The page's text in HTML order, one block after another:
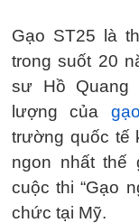
Gạo ST25 là
trong suốt 20
sư Hồ Quang
lượng của
trường quốc tế
ngon nhất thế
cuộc thi “Gạo
chức tại Mỹ.